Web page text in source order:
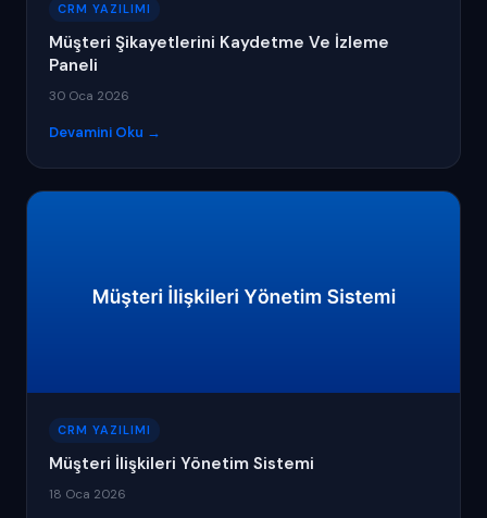
CRM YAZILIMI
Müşteri Şikayetlerini Kaydetme Ve İzleme
Paneli
30 Oca 2026
Devamini Oku →
CRM YAZILIMI
Müşteri İlişkileri Yönetim Sistemi
18 Oca 2026